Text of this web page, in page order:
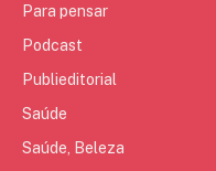
Para pensar
Podcast
Publieditorial
Saúde
Saúde, Beleza